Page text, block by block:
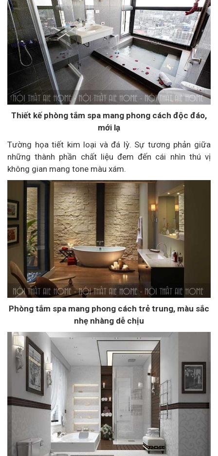
Thiết kế phòng tắm spa mang phong cách độc đáo,
mới lạ
Tường họa tiết kim loại và đá lỳ. Sự tương phản giữa
những thành phần chất liệu đem đến cái nhìn thú vị
không gian mang tone màu xám.
Phòng tắm spa mang phong cách trẻ trung, màu sắc
nhẹ nhàng dễ chịu